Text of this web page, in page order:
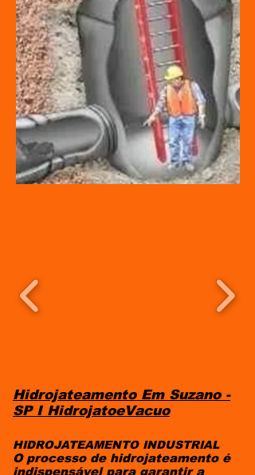
Hidrojateamento Em Suzano -
SP I HidrojatoeVacuo
HIDROJATEAMENTO INDUSTRIAL
O processo de hidrojateamento é
indispensável para garantir a